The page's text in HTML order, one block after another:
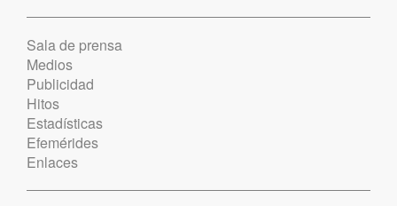
Sala de prensa
Medios
Publicidad
Hitos
Estadísticas
Efemérides
Enlaces